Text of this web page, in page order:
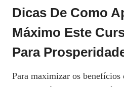
Dicas De Como
Máximo Este
Para
Para maximizar os benefícios